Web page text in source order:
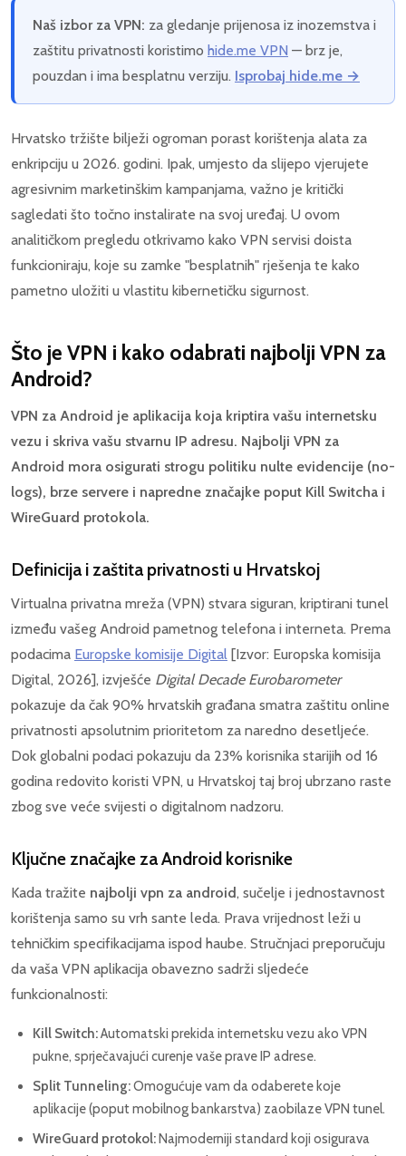
Naš izbor za VPN: za gledanje prijenosa iz inozemstva i
zaštitu privatnosti koristimo hide.me VPN — brz je,
pouzdan i ima besplatnu verziju. Isprobaj hide.me →
Hrvatsko tržište bilježi ogroman porast korištenja alata za
enkripciju u 2026. godini. Ipak, umjesto da slijepo vjerujete
agresivnim marketinškim kampanjama, važno je kritički
sagledati što točno instalirate na svoj uređaj. U ovom
analitičkom pregledu otkrivamo kako VPN servisi doista
funkcioniraju, koje su zamke "besplatnih" rješenja te kako
pametno uložiti u vlastitu kibernetičku sigurnost.
Što je VPN i kako odabrati najbolji VPN za
Android?
VPN za Android je aplikacija koja kriptira vašu internetsku
vezu i skriva vašu stvarnu IP adresu. Najbolji VPN za
Android mora osigurati strogu politiku nulte evidencije (no-
logs), brze servere i napredne značajke poput Kill Switcha i
WireGuard protokola.
Definicija i zaštita privatnosti u Hrvatskoj
Virtualna privatna mreža (VPN) stvara siguran, kriptirani tunel
između vašeg Android pametnog telefona i interneta. Prema
podacima Europske komisije Digital [Izvor: Europska komisija
Digital, 2026], izvješće Digital Decade Eurobarometer
pokazuje da čak 90% hrvatskih građana smatra zaštitu online
privatnosti apsolutnim prioritetom za naredno desetljeće.
Dok globalni podaci pokazuju da 23% korisnika starijih od 16
godina redovito koristi VPN, u Hrvatskoj taj broj ubrzano raste
zbog sve veće svijesti o digitalnom nadzoru.
Ključne značajke za Android korisnike
Kada tražite najbolji vpn za android, sučelje i jednostavnost
korištenja samo su vrh sante leda. Prava vrijednost leži u
tehničkim specifikacijama ispod haube. Stručnjaci preporučuju
da vaša VPN aplikacija obavezno sadrži sljedeće
funkcionalnosti:
Kill Switch:Automatski prekida internetsku vezu ako VPN
pukne, sprječavajući curenje vaše prave IP adrese.
Split Tunneling:Omogućuje vam da odaberete koje
aplikacije (poput mobilnog bankarstva) zaobilaze VPN tunel.
WireGuard protokol:Najmoderniji standard koji osigurava